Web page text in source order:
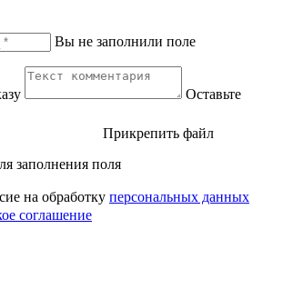
Вы не заполнили поле
Оставьте
Прикрепить файл
заполнения поля
на обработку персональных данных
соглашение